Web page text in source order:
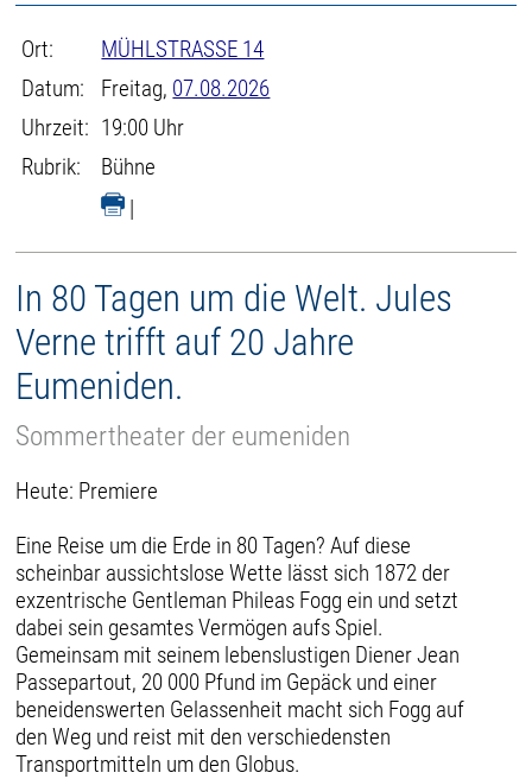
Ort:
MÜHLSTRASSE 14
Datum:
Freitag, 07.08.2026
Uhrzeit: 19:00 Uhr
Rubrik:
Bühne
|
In 80 Tagen um die Welt. Jules
Verne trifft auf 20 Jahre
Eumeniden.
Sommertheater der eumeniden
Heute: Premiere
Eine Reise um die Erde in 80 Tagen? Auf diese
scheinbar aussichtslose Wette lässt sich 1872 der
exzentrische Gentleman Phileas Fogg ein und setzt
dabei sein gesamtes Vermögen aufs Spiel.
Gemeinsam mit seinem lebenslustigen Diener Jean
Passepartout, 20 000 Pfund im Gepäck und einer
beneidenswerten Gelassenheit macht sich Fogg auf
den Weg und reist mit den verschiedensten
Transportmitteln um den Globus.